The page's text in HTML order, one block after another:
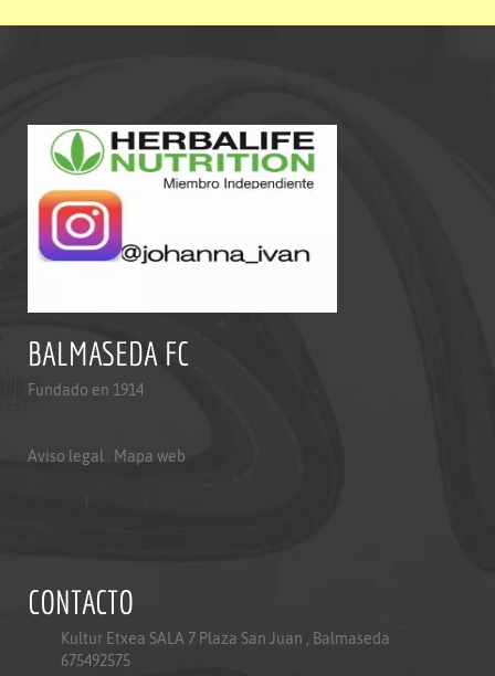
BALMASEDA FC
Fundado en 1914
Aviso legal Mapa web
CONTACTO
Kultur Etxea SALA 7 Plaza San Juan , Balmaseda
675492575